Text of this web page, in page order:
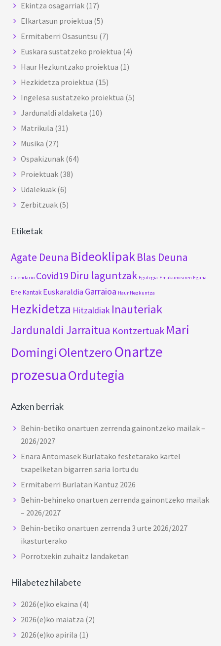
Ekintza osagarriak (17)
Elkartasun proiektua (5)
Ermitaberri Osasuntsu (7)
Euskara sustatzeko proiektua (4)
Haur Hezkuntzako proiektua (1)
Hezkidetza proiektua (15)
Ingelesa sustatzeko proiektua (5)
Jardunaldi aldaketa (10)
Matrikula (31)
Musika (27)
Ospakizunak (64)
Proiektuak (38)
Udalekuak (6)
Zerbitzuak (5)
Etiketak
Agate Deuna BideoklipakBlas Deuna
Calendario Covid19 Diru laguntzak Egutegia Emakumearen Eguna
Ene Kantak Euskaraldia Garraioa Haur Hezkuntza
Hezkidetza Hitzaldiak Inauteriak
Jardunaldi Jarraitua Kontzertuak Mari
DomingiOlentzeroOnartze
prozesuaOrdutegia
Azken berriak
Behin-betiko onartuen zerrenda gainontzeko mailak –
2026/2027
Enara Antomasek Burlatako festetarako kartel
txapelketan bigarren saria lortu du
Ermitaberri Burlatan Kantuz 2026
Behin-behineko onartuen zerrenda gainontzeko mailak
– 2026/2027
Behin-betiko onartuen zerrenda 3 urte 2026/2027
ikasturterako
Porrotxekin zuhaitz landaketan
Hilabetez hilabete
2026(e)ko ekaina (4)
2026(e)ko maiatza (2)
2026(e)ko apirila (1)